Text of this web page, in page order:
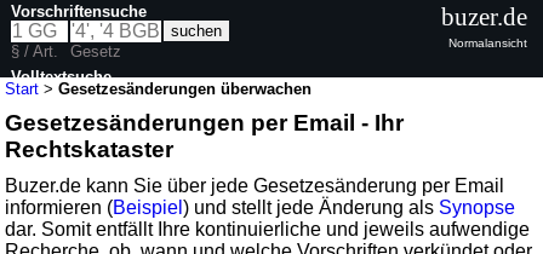
Start >Gesetzesänderungen überwachen
Gesetzesänderungen per Email - Ihr
Rechtskataster
Buzer.de kann Sie über jede Gesetzesänderung per Email
informieren (Beispiel) und stellt jede Änderung als Synopse
dar. Somit entfällt Ihre kontinuierliche und jeweils aufwendige
Vorschriftensuche
§ / Art.
Gesetz
Volltextsuche
buzer.de
Normalansicht